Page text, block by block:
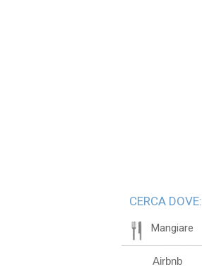
CERCA DOVE:
Mangiare
Airbnb